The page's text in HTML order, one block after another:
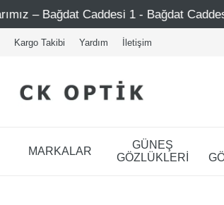
Caddesi 1 - Bağdat Caddesi 2 -
Kargo Takibi Yardım İletişim
MARKALAR
GÜNEŞ
GÖZLÜKLERİ